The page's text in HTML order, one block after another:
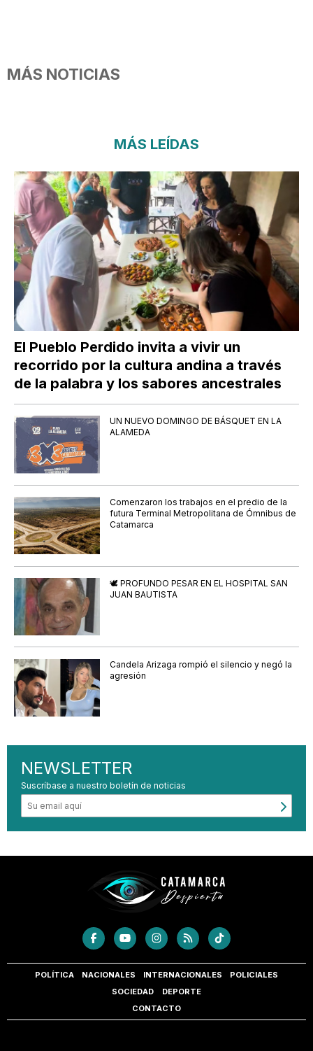
MÁS NOTICIAS
MÁS LEÍDAS
El Pueblo Perdido invita a vivir un
recorrido por la cultura andina a través
de la palabra y los sabores ancestrales
UN NUEVO DOMINGO DE BÁSQUET EN LA
ALAMEDA
Comenzaron los trabajos en el predio de la
futura Terminal Metropolitana de Ómnibus de
Catamarca
🕊️ PROFUNDO PESAR EN EL HOSPITAL SAN
JUAN BAUTISTA
Candela Arizaga rompió el silencio y negó la
agresión
NEWSLETTER
Suscríbase a nuestro boletín de noticias
POLÍTICA NACIONALES INTERNACIONALES
POLICIALES
SOCIEDAD
DEPORTE
CONTACTO